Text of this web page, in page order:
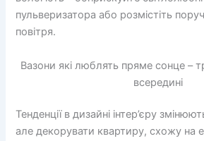
пульверизатора або розмістіть
повітря.
Вазони які люблять пряме сонце –
всередині
Тенденції в дизайні інтер’єру
але декорувати квартиру, схожу на